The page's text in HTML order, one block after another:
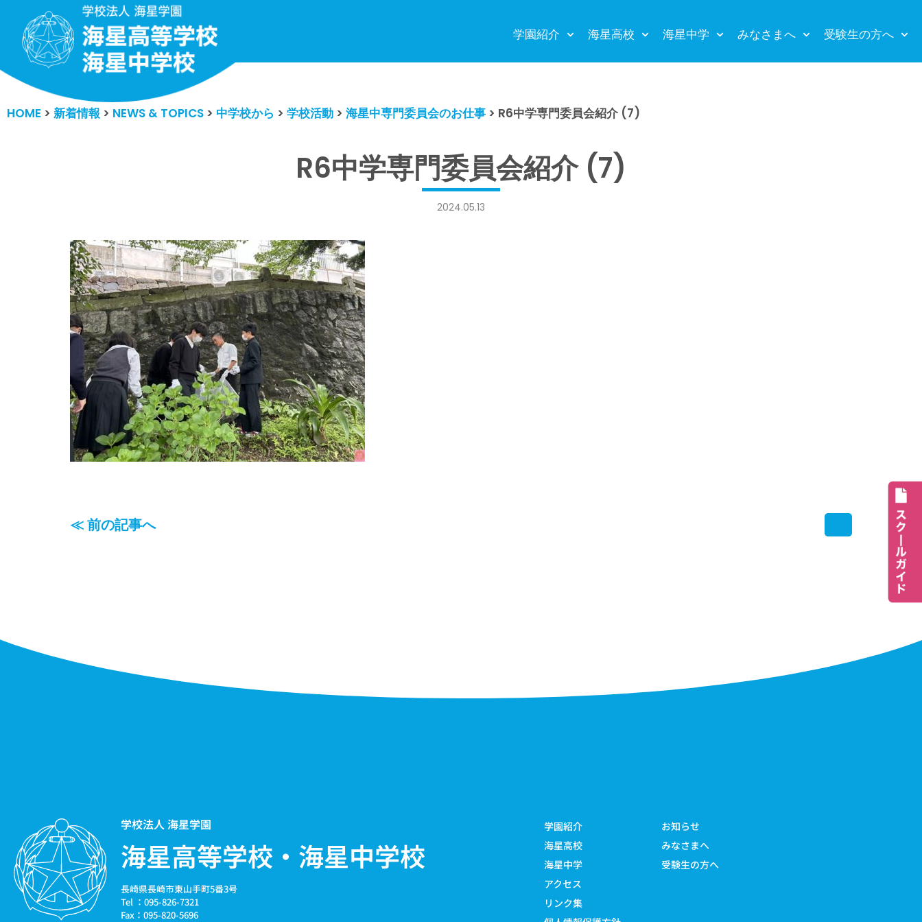
コ
テ
ツ
学園紹介 海星高校 海星中学 みなさまへ 受験生の方へ
HOME > 新着情報> NEWS & TOPICS > 中学校から > 学校活動 > 海星中専門委員会のお仕事 > R6中学専門委員会紹介 (7)
R6中学専門委員会紹介 (7)
2024.05.13
≪ 前の記事へ
学校法人 海星学園
海星高等学校・海星中学校
長崎県長崎市東山手町5番3号
Tel ：095-826-7321
Fax：095-820-5696
学園紹介
海星高校
海星中学
アクセス
リンク集
お知らせ
みなさまへ
受験生の方へ